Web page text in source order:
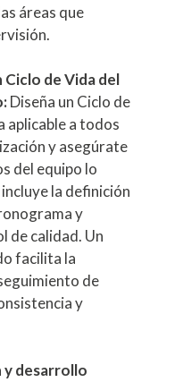
áreas que
de Vida del
Diseña un Ciclo de
aplicable a todos
y asegúrate
del equipo lo
la definición
y
de calidad. Un
facilita la
de
y
desarrollo